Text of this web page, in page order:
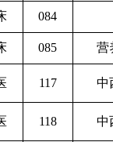
084
085 营
117 中
118 中